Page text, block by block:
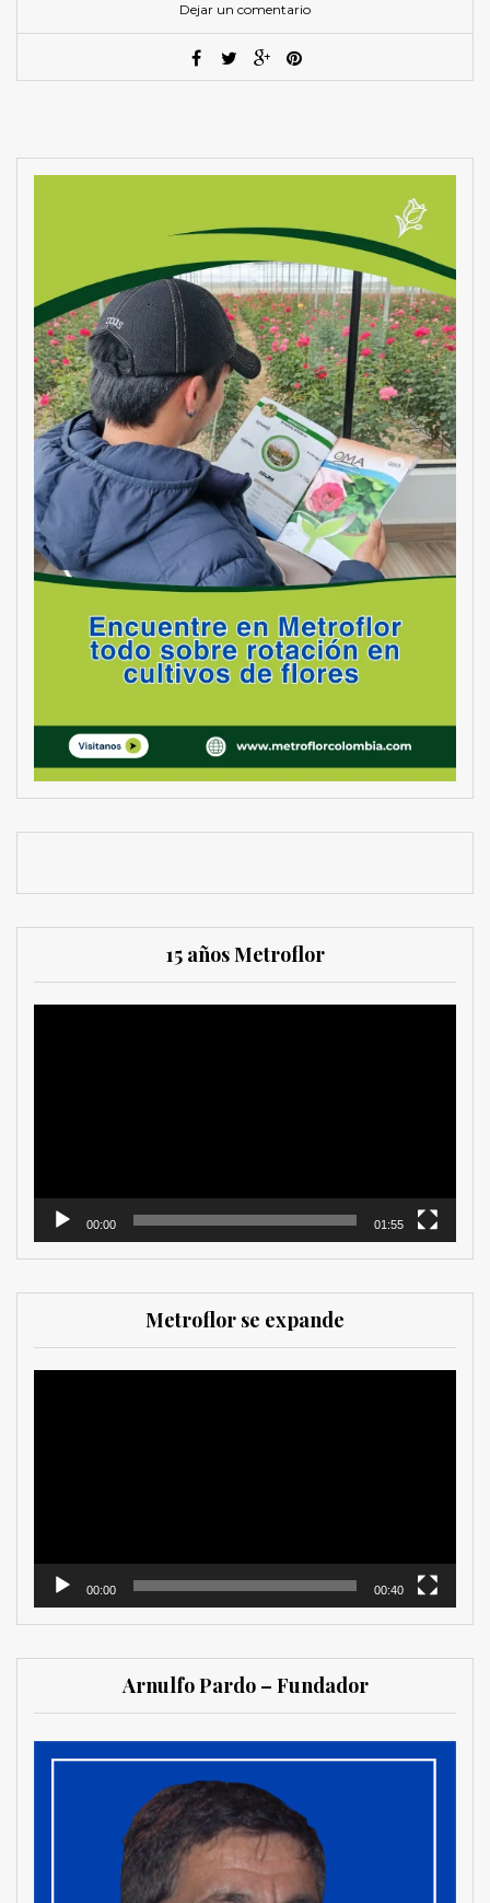
Dejar un comentario
15 años Metroflor
00:00 01:55
Metroflor se expande
00:00 00:40
Arnulfo Pardo – Fundador